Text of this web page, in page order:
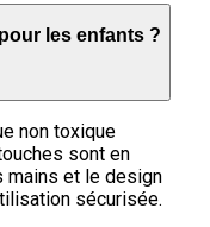
les enfants ?
non toxique
sont en
mains et le design
sécurisée.